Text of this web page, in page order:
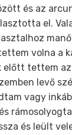
és az
el.
volna a
előtt tettem
levő
vagy
és leült